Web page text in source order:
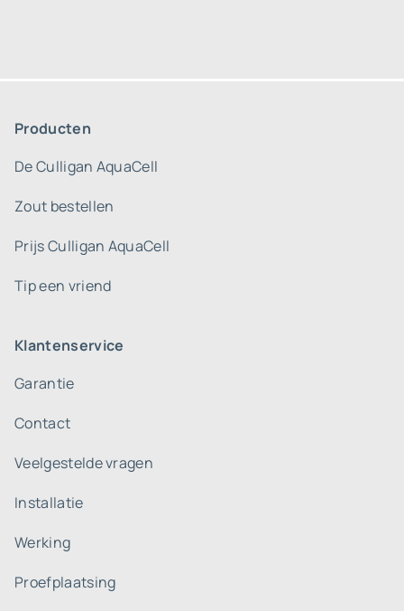
Producten
De Culligan AquaCell
Zout bestellen
Prijs Culligan AquaCell
Tip een vriend
Klantenservice
Garantie
Contact
Veelgestelde vragen
Installatie
Werking
Proefplaatsing